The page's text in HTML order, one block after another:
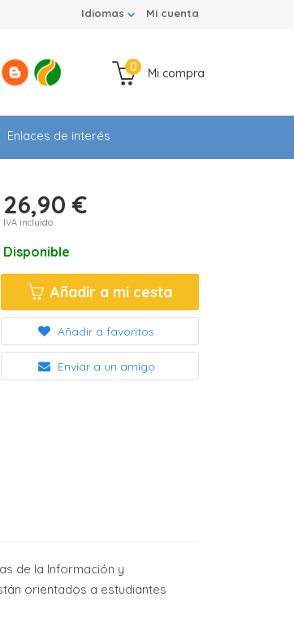
Mi cuenta
Idiomas
Mi compra
0
Enlaces de interés
26,90 €
IVA incluido
Disponible
Añadir a mi cesta
Añadir a favoritos
Enviar a un amigo
de la Información y
orientados a estudiantes